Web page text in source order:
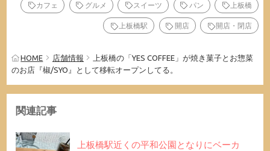
カフェ グルメ スイーツ パン 上板橋
上板橋駅 開店 開店・閉店
HOME 店舗情報
上板橋の「YES COFFEE」が焼き菓子とお惣菜
のお店『椒/SYO』として移転オープンしてる。
関連記事
上板橋駅近くの平和公園となりにベーカ